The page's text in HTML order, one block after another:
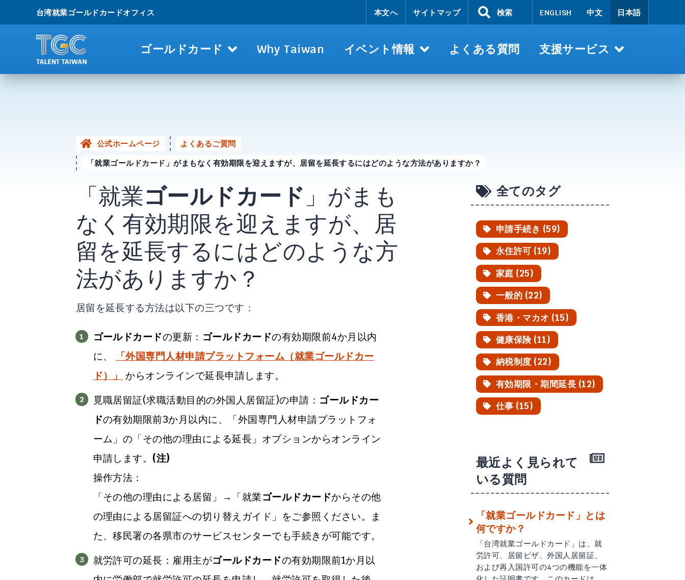
台湾就業ゴールドカードオフィス 本文へ サイトマップ 検索 ENGLISH 中文 日本語
ゴールドカード Why Taiwan イベント情報 よくある質問 支援サービス
公式ホームページ よくあるご質問
「就業ゴールドカード」がまもなく有効期限を迎えますが、居留を延長するにはどのような方法がありますか？
「就業ゴールドカード 」がまも
なく有効期限を迎えますが、居
留を延長するにはどのような方
法がありますか？
居留を延長する方法は以下の三つです：
ゴールドカードの更新： ゴールドカードの有効期限前4か月以内
に、
「外国専門人材申請プラットフォーム（就業ゴールドカー
ド）」
からオンラインで延長申請します。
覓職居留証(求職活動目的の外国人居留証)の申請： ゴールドカー
ドの有効期限前3か月以内に、「外国専門人材申請プラットフォ
ーム」の「その他の理由による延長」オプションからオンライン
申請します。 (注)
操作方法：
「その他の理由による居留」→「就業ゴールドカードからその他
の理由による居留証への切り替えガイド」をご参照ください。ま
た、移民署の各県市のサービスセンターでも手続きが可能です。
就労許可の延長：雇用主がゴールドカードの有効期限前1か月以
全てのタグ
申請手続き (59)
永住許可 (19)
家庭 (25)
一般的 (22)
香港・マカオ (15)
健康保険 (11)
納税制度 (22)
有効期限・期間延長 (12)
仕事 (15)
最近よく見られて
いる質問
「就業ゴールドカード」とは
何ですか？
「台湾就業ゴールドカード」は、就
労許可、居留ビザ、外国人居留証、
および再入国許可の4つの機能を一体